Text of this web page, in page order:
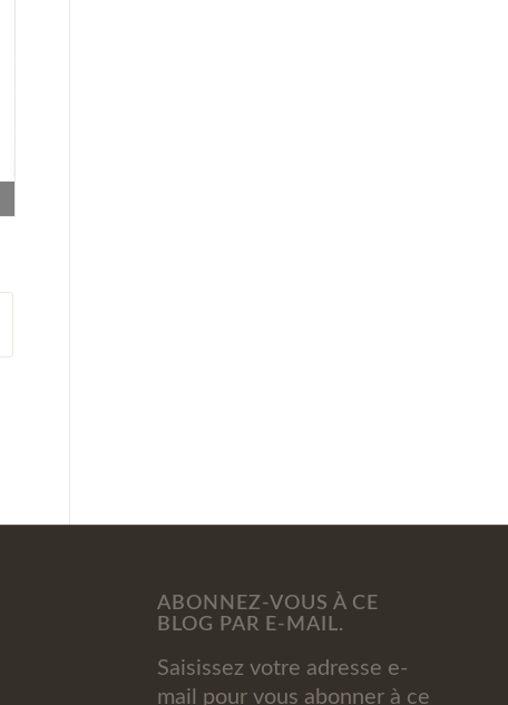
ABONNEZ-VOUS À CE
BLOG PAR E-MAIL.
Saisissez votre adresse e-
mail pour vous abonner à ce